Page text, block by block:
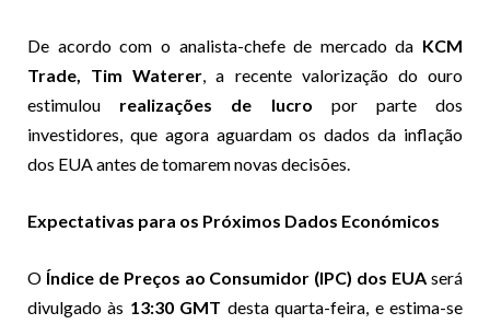
De acordo com o analista-chefe de mercado da KCM
Trade, Tim Waterer, a recente valorização do ouro
estimulou realizações de lucro por parte dos
investidores, que agora aguardam os dados da inflação
dos EUA antes de tomarem novas decisões.
Expectativas para os Próximos Dados Económicos
O Índice de Preços ao Consumidor (IPC) dos EUA será
divulgado às 13:30 GMT desta quarta-feira, e estima-se